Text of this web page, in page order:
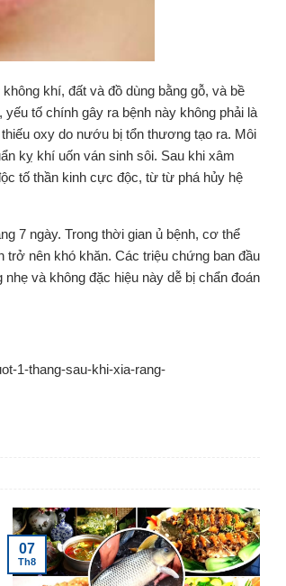
khí, đất và đồ dùng bằng gỗ, và bề
tố chính gây ra bệnh này không phải là
oxy do nướu bị tổn thương tạo ra. Môi
kỵ khí uốn ván sinh sôi. Sau khi xâm
tố thần kinh cực độc, từ từ phá hủy hệ
7 ngày. Trong thời gian ủ bệnh, cơ thể
trở nên khó khăn. Các triệu chứng ban đầu
và không đặc hiệu này dễ bị chẩn đoán
1-thang-sau-khi-xia-rang-
07
Th8